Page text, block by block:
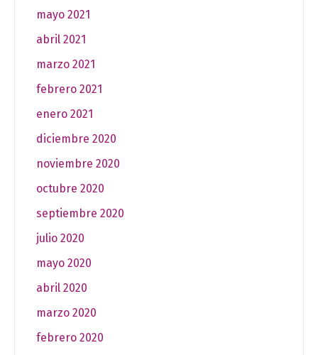
mayo 2021
abril 2021
marzo 2021
febrero 2021
enero 2021
diciembre 2020
noviembre 2020
octubre 2020
septiembre 2020
julio 2020
mayo 2020
abril 2020
marzo 2020
febrero 2020